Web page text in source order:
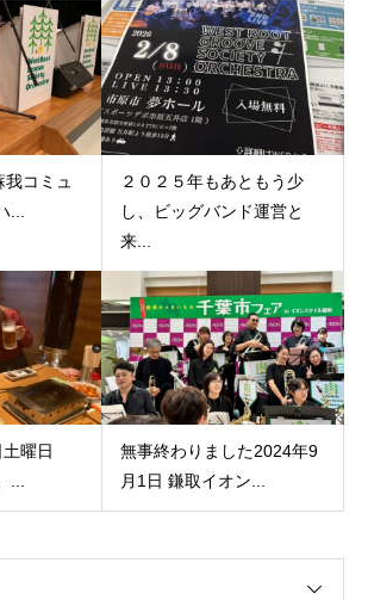
コミュ
２０２５年もあともう少
し、ビッグバンド運営と
来...
土曜日
...
無事終わりました2024年9
月1日 鎌取イオン...